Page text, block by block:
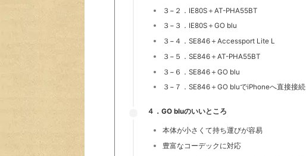
３−２．IE80S＋AT-PHA55BT
３−３．IE80S＋GO blu
３−４．SE846＋Accessport Lite L
３−５．SE846＋AT-PHA55BT
３−６．SE846＋GO blu
３−７．SE846＋GO bluでiPhoneへ直接接続
４．GO bluのいいところ
本体が小さくて持ち運びが容易
豊富なコーデックに対応